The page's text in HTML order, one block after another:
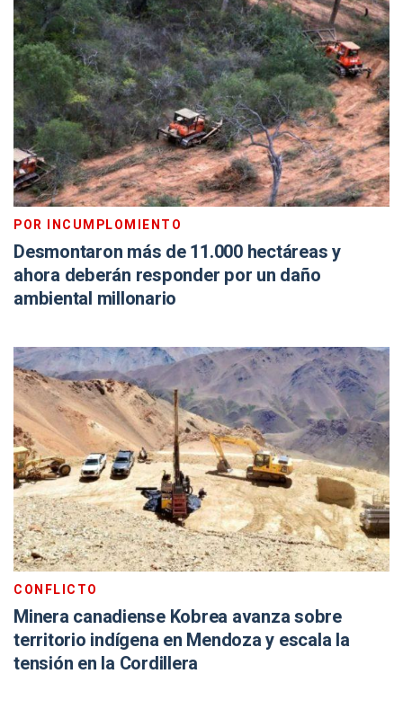
POR INCUMPLOMIENTO
Desmontaron más de 11.000 hectáreas y
ahora deberán responder por un daño
ambiental millonario
CONFLICTO
Minera canadiense Kobrea avanza sobre
territorio indígena en Mendoza y escala la
tensión en la Cordillera